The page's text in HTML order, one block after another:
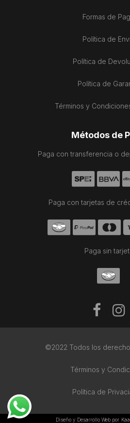
Formas de
Política de
Política de
Política de
Términos y
Métodos de
Paga con transferencia o
Paga con tarjetas de
Paga sin
©2022 Todos los
Términos y
Política de
Diseño y Desarrollo Web por